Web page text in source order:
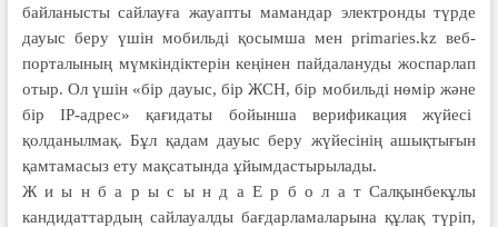
байланысты сайлауға жауапты мамандар электронды түрде
дауыс беру үшін мобильді қосымша мен primaries.kz веб-
порталының мүмкіндіктерінкеңінен пайдалануды жоспарлап
отыр. Ол үшін «бір дауыс, бір ЖСН, бір мобильді нөмір және
бір IP-адрес» қағидаты бойынша верификация жүйесі
қолданылмақ. Бұл қадам дауыс беру жүйесінің ашықтығын
қамтамасыз ету мақсатында ұйымдастырылады.
Ж и ы н б а р ы с ы н д а Е р б о л а тСалқынбекұлы
кандидаттардың сайлауалды бағдарламаларына құлақтүріп,